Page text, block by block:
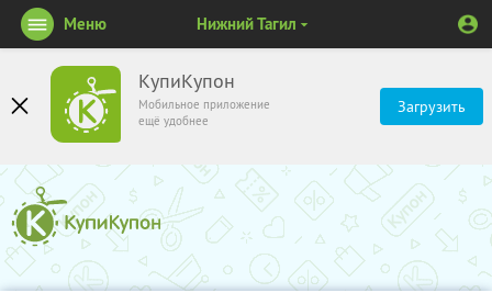
КупиКупон
Мобильное приложение
ещё удобнее
Загрузить
Меню Нижний Тагил